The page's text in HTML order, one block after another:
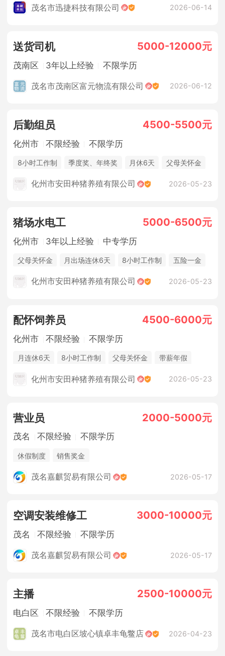
茂名市迅捷科技有限公司 2026-06-14
送货司机 5000-12000元
茂南区 3年以上经验 不限学历
茂名市茂南区富元物流有限公司 2026-06-12
后勤组员 4500-5500元
化州市 不限经验 不限学历
8小时工作制 季度奖、年终奖 月休6天
父母关怀金
化州市安田种猪养殖有限公司 2026-05-23
猪场水电工 5000-6500元
化州市 3年以上经验 中专学历
父母关怀金 月出场连休6天 8小时工作制
五险一金
化州市安田种猪养殖有限公司 2026-05-23
配怀饲养员 4500-6000元
化州市 不限经验 不限学历
月连休6天 8小时工作制 父母关怀金
带薪年假
化州市安田种猪养殖有限公司 2026-05-23
营业员 2000-5000元
茂名 不限经验 不限学历
休假制度 销售奖金
茂名嘉麒贸易有限公司 2026-05-17
空调安装维修工 3000-10000元
茂名 不限经验 不限学历
茂名嘉麒贸易有限公司 2026-05-17
主播 2500-10000元
电白区 不限经验 不限学历
茂名市电白区坡心镇卓丰龟鳖店 2026-04-23